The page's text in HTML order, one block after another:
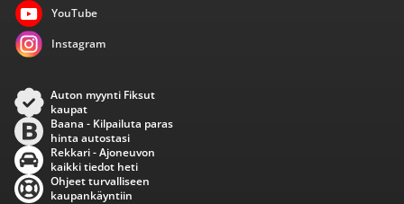
YouTube
Instagram
Auton myynti Fiksut
kaupat
Baana - Kilpailuta paras
hinta autostasi
Rekkari - Ajoneuvon
kaikki tiedot heti
Ohjeet turvalliseen
kaupankäyntiin